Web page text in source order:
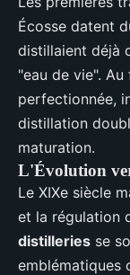
Écosse datent
distillaient déjà
"eau de vie".
perfectionnée,
distillation
maturation.
L'Évolution
Le XIXe siècle
et la régulation
distilleries se
emblématiques